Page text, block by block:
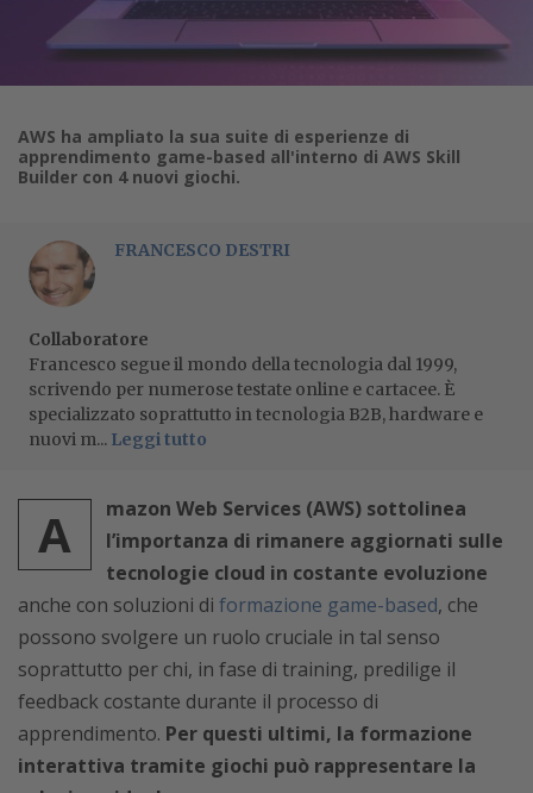
AWS ha ampliato la sua suite di esperienze di
apprendimento game-based all'interno di AWS Skill
Builder con 4 nuovi giochi.
FRANCESCO DESTRI
Collaboratore
Francesco segue il mondo della tecnologia dal 1999,
scrivendo per numerose testate online e cartacee. È
specializzato soprattutto in tecnologia B2B, hardware e
nuovi m... Leggi tutto
A
mazon Web Services (AWS) sottolinea
l’importanza di rimanere aggiornati sulle
tecnologie cloud in costante evoluzione
anche con soluzioni di formazione game-based, che
possono svolgere un ruolo cruciale in tal senso
soprattutto per chi, in fase di training, predilige il
feedback costante durante il processo di
apprendimento. Per questi ultimi, la formazione
interattiva tramite giochi può rappresentare la